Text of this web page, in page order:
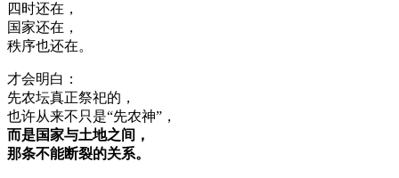
四时还在，
国家还在，
秩序也还在。
才会明白：
先农坛真正祭祀的，
也许从来不只是“先农神”，
而是国家与土地之间，
那条不能断裂的关系。